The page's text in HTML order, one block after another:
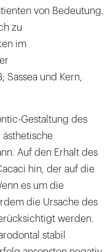
von Bedeutung.
zu
im
und Kern,
Gestaltung des
Auf den Erhalt des
hin, der auf die
es um die
die Ursache des
werden.
stabil